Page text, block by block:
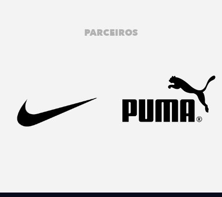
PARCEIROS